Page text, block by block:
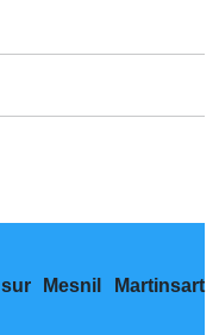
Mesnil Martinsart